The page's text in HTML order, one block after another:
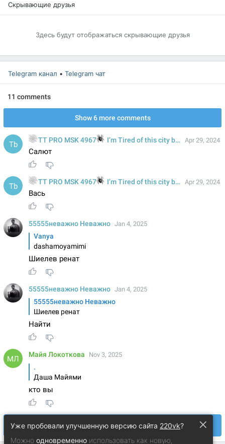
×
Уже пробовали улучшенную версию сайта 220vk?
Можноодновременно использовать как новую,
Cкрывающие друзья
Здесь будут отображаться cкрывающие друзья
Telegram канал • Telegram чат